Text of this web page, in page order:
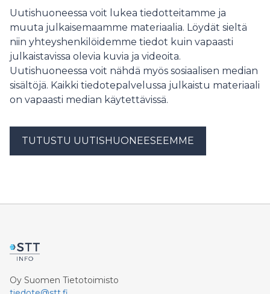
tehokkaita ja niiden vaikutukset elinkeinoihin jäävät
mahdollisimman vähäisiksi.
Uutishuoneessa voit lukea tiedotteitamme ja
muuta julkaisemaamme materiaalia. Löydät sieltä
niin yhteyshenkilöidemme tiedot kuin vapaasti
julkaistavissa olevia kuvia ja videoita.
Uutishuoneessa voit nähdä myös sosiaalisen median
sisältöjä. Kaikki tiedotepalvelussa julkaistu materiaali
on vapaasti median käytettävissä.
TUTUSTU UUTISHUONEESEEMME
Oy Suomen Tietotoimisto